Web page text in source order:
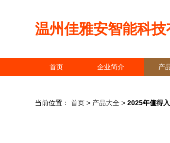
温州佳雅安智能科技
首页 企业简介 产
当前位置： 首页 > 产品大全 > 2025年值得